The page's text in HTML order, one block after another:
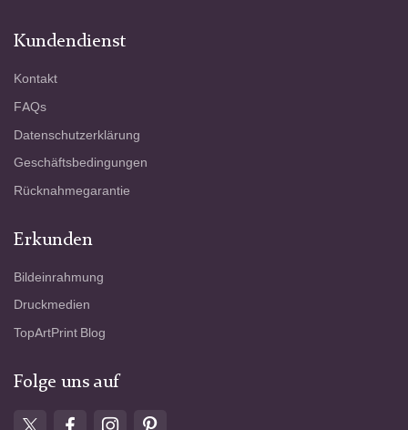
Kundendienst
Kontakt
FAQs
Datenschutzerklärung
Geschäftsbedingungen
Rücknahmegarantie
Erkunden
Bildeinrahmung
Druckmedien
TopArtPrint Blog
Folge uns auf